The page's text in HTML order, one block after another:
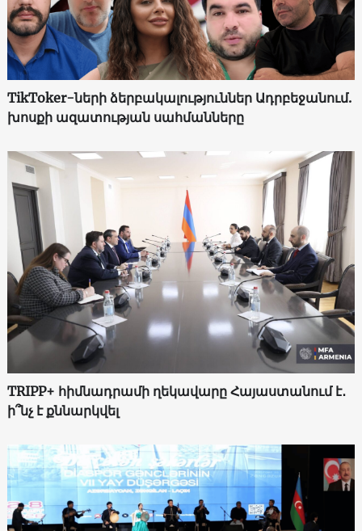
TikToker-ների ձերբակալություններ Ադրբեջանում.
խոսքի ազատության սահմանները
TRIPP+ հիմնադրամի ղեկավարը Հայաստանում է․
ի՞նչ է քննարկվել